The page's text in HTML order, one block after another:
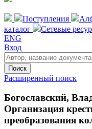
Поступления
каталог
Сетевые
ENG
Вход
Поиск
Расширенный поиск
Богославский,
Организация
преобразования